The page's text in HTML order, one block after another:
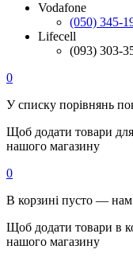
Vodafone
(050) 345-
Lifecell
(093) 303-
0
У списку порівнянь
Щоб додати товари
нашого магазину
0
В корзині пусто —
Щоб додати товари в
нашого магазину